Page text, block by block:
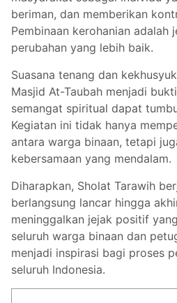
beriman, dan memberikan
Pembinaan kerohanian adalah
perubahan yang lebih baik.
Suasana tenang dan
Masjid At-Taubah menjadi
semangat spiritual dapat
Kegiatan ini tidak hanya
antara warga binaan, tetapi
kebersamaan yang mendalam.
Diharapkan, Sholat Tarawih
berlangsung lancar hingga
meninggalkan jejak positif
seluruh warga binaan dan
menjadi inspirasi bagi proses
seluruh Indonesia.